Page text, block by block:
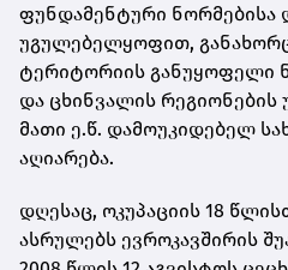
ფუნდამენტური ნორმებისა
უგულებელყოფით,
ტერიტორიის განუყოფელი
და ცხინვალის რეგიონების
მათი ე.წ. დამოუკიდებელ
აღიარება.
დღესაც, ოკუპაციის 18
ასრულებს ევროკავშირის